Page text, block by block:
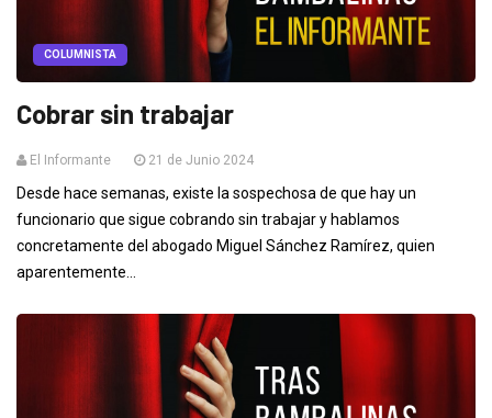
COLUMNISTA
Cobrar sin trabajar
El Informante 21 de Junio 2024
Desde hace semanas, existe la sospechosa de que hay un
funcionario que sigue cobrando sin trabajar y hablamos
concretamente del abogado Miguel Sánchez Ramírez, quien
aparentemente...